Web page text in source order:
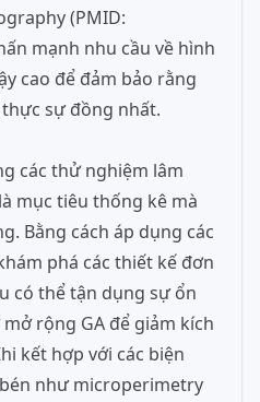
(PMID:
mạnh nhu cầu về hình
cao để đảm bảo rằng
sự đồng nhất.
các thử nghiệm lâm
mục tiêu thống kê mà
Bằng cách áp dụng các
phá các thiết kế đơn
có thể tận dụng sự ổn
rộng GA để giảm kích
kết hợp với các biện
như microperimetry